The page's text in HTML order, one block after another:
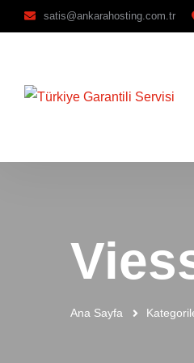
satis@ankarahosting.com.tr
Ana Sayfa